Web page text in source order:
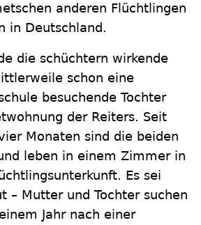
anderen Flüchtlingen
in Deutschland.
die schüchtern wirkende
schon eine
besuchende Tochter
der Reiters. Seit
Monaten sind die beiden
leben in einem Zimmer in
Es sei
– Mutter und Tochter suchen
Jahr nach einer